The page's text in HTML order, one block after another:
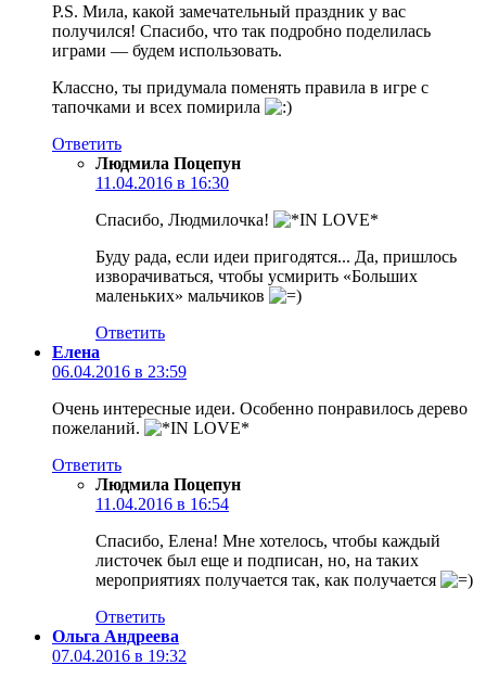
P.S. Мила, какой замечательный праздник у вас
получился! Спасибо, что так подробно поделилась
играми — будем использовать.
Классно, ты придумала поменять правила в игре с
тапочками и всех помирила
Ответить
Людмила Поцепун
11.04.2016 в 16:30
Спасибо, Людмилочка!
Буду рада, если идеи пригодятся... Да, пришлось
изворачиваться, чтобы усмирить «Больших
маленьких» мальчиков
Ответить
Елена
06.04.2016 в 23:59
Очень интересные идеи. Особенно понравилось дерево
пожеланий.
Ответить
Людмила Поцепун
11.04.2016 в 16:54
Спасибо, Елена! Мне хотелось, чтобы каждый
листочек был еще и подписан, но, на таких
мероприятиях получается так, как получается
Ответить
Ольга Андреева
07.04.2016 в 19:32